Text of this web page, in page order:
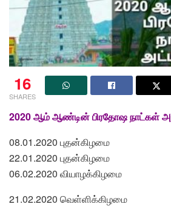
16
SHARES
2020 ஆம் ஆண்டின் பிரதோஷ நாட்கள்
08.01.2020 புதன்கிழமை
22.01.2020 புதன்கிழமை
06.02.2020 வியாழக்கிழமை
21.02.2020 வெள்ளிக்கிழமை